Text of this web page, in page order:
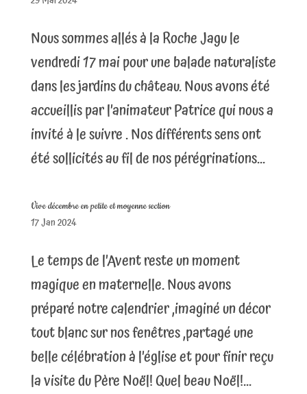
Nous sommes allés à la Roche Jagu le
vendredi 17 mai pour une balade naturaliste
dans les jardins du château. Nous avons été
accueillis par l’animateur Patrice qui nous a
invité à le suivre . Nos différents sens ont
été sollicités au fil de nos pérégrinations...
Vive décembre en petite et moyenne section
17 Jan 2024
Le temps de l’Avent reste un moment
magique en maternelle. Nous avons
préparé notre calendrier ,imaginé un décor
tout blanc sur nos fenêtres ,partagé une
belle célébration à l’église et pour finir reçu
la visite du Père Noël! Quel beau Noël!...